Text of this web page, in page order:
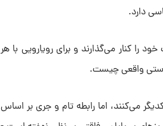
دارد.
را کنار می‌گذارند و برای رویارویی با هر
واقعی چیست.
می‌کنند، اما رابطه تام و جری بر اساس